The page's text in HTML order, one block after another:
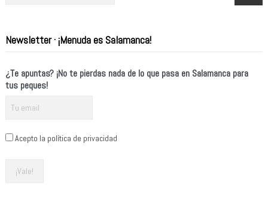
Newsletter · ¡Menuda es Salamanca!
¿Te apuntas? ¡No te pierdas nada de lo que pasa en Salamanca para
tus peques!
Acepto la política de privacidad